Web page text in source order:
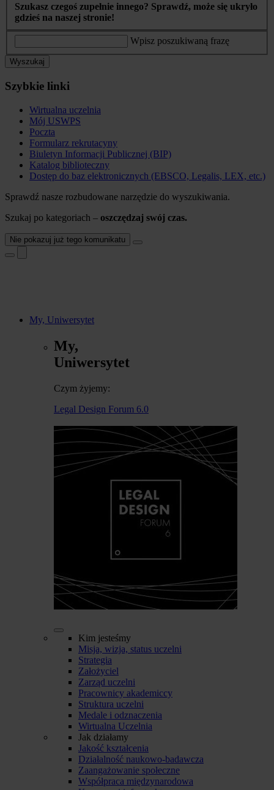
Szukasz czegoś zupełnie innego? Sprawdź, może się ukryło
gdzieś na naszej stronie!
Wpisz poszukiwaną frazę
Wyszukaj
Szybkie linki
Wirtualna uczelnia
Mój USWPS
Poczta
Formularz rekrutacyny
Biuletyn Informacji Publicznej (BIP)
Katalog biblioteczny
Dostęp do baz elektronicznych (EBSCO, Legalis, LEX, etc.)
Sprawdź nasze rozbudowane narzędzie do wyszukiwania.
Szukaj po kategoriach – oszczędzaj swój czas.
Nie pokazuj już tego komunikatu
My, Uniwersytet
My,
Uniwersytet
Czym żyjemy:
Legal Design Forum 6.0
Kim jesteśmy
Misja, wizja, status uczelni
Strategia
Założyciel
Zarząd uczelni
Pracownicy akademiccy
Struktura uczelni
Medale i odznaczenia
Wirtualna Uczelnia
Jak działamy
Jakość kształcenia
Działalność naukowo-badawcza
Zaangażowanie społeczne
Współpraca międzynarodowa